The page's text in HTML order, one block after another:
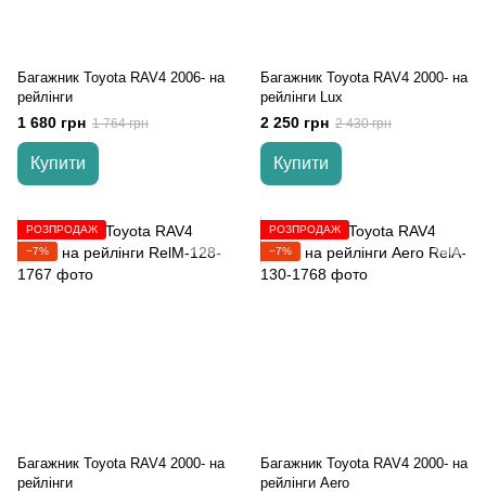
Багажник Toyota RAV4 2006- на
рейлінги
1 680 грн 1 764 грн
Купити
Багажник Toyota RAV4 2000- на
рейлінги Lux
2 250 грн 2 430 грн
Купити
РОЗПРОДАЖ
−7%
Багажник Toyota RAV4 2000- на
рейлінги
РОЗПРОДАЖ
−7%
Багажник Toyota RAV4 2000- на
рейлінги Aero